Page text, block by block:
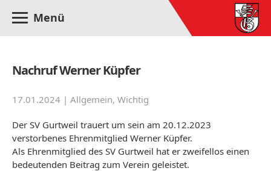
Menü
Nachruf Werner Küpfer
17.01.2024 | Allgemein, Wichtig
Der SV Gurtweil trauert um sein am 20.12.2023
verstorbenes Ehrenmitglied Werner Küpfer.
Als Ehrenmitglied des SV Gurtweil hat er zweifellos einen
bedeutenden Beitrag zum Verein geleistet.